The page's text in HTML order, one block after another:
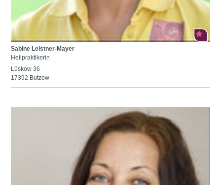
Sabine Leistner-Mayer
Heilpraktikerin
Lüskow 36
17392 Butzow